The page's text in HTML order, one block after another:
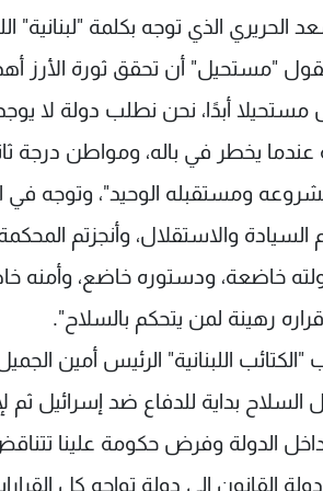
الحريري الذي توجه بكلمة "لبنانية"
"مستحيل" أن تحقق ثورة الأرز
أبدًا، نحن نطلب دولة لا
يخطر في باله، ومواطن درجة
ومستقبله الوحيد"، وتوجه في
السيادة والاستقلال، وأنجزتم
خاضعة، ودستوره خاضع، وأمنه
رهينة لمن يتحكم بالسلاح".
اللبنانية" الرئيس أمين
بداية للدفاع ضد إسرائيل ثم
داخل الدولة وفرض حكومة علينا
القانون إلى دولة تواجه كل